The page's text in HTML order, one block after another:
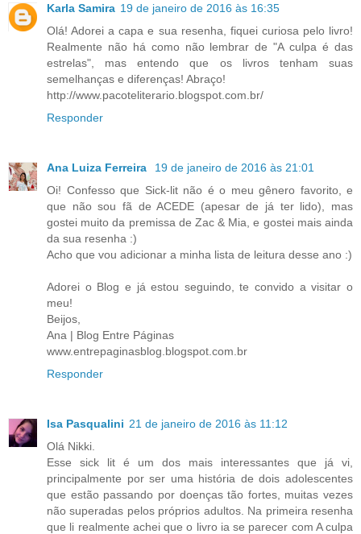
Karla Samira 19 de janeiro de 2016 às 16:35
Olá! Adorei a capa e sua resenha, fiquei curiosa pelo livro!
Realmente não há como não lembrar de "A culpa é das
estrelas", mas entendo que os livros tenham suas
semelhanças e diferenças! Abraço!
http://www.pacoteliterario.blogspot.com.br/
Responder
Ana Luiza Ferreira
19 de janeiro de 2016 às 21:01
Oi! Confesso que Sick-lit não é o meu gênero favorito, e
que não sou fã de ACEDE (apesar de já ter lido), mas
gostei muito da premissa de Zac & Mia, e gostei mais ainda
da sua resenha :)
Acho que vou adicionar a minha lista de leitura desse ano :)
Adorei o Blog e já estou seguindo, te convido a visitar o
meu!
Beijos,
Ana | Blog Entre Páginas
www.entrepaginasblog.blogspot.com.br
Responder
Isa Pasqualini 21 de janeiro de 2016 às 11:12
Olá Nikki.
Esse sick lit é um dos mais interessantes que já vi,
principalmente por ser uma história de dois adolescentes
que estão passando por doenças tão fortes, muitas vezes
não superadas pelos próprios adultos. Na primeira resenha
que li realmente achei que o livro ia se parecer com A culpa